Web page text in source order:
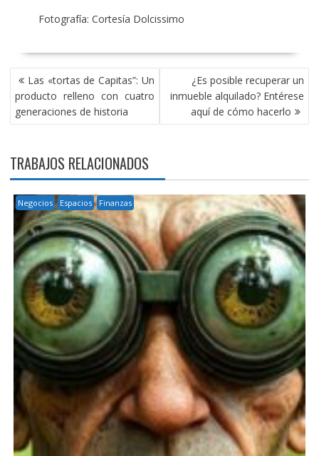
Fotografía: Cortesía Dolcissimo
NAVEGACIÓN
DE
ENTRADAS
Las «tortas de Capitas”: Un
producto relleno con cuatro
generaciones de historia
¿Es posible recuperar un
inmueble alquilado? Entérese
aquí de cómo hacerlo
TRABAJOS RELACIONADOS
Negocios Espacios Finanzas